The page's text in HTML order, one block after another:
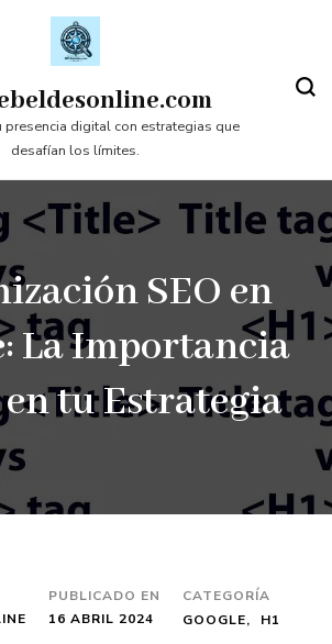
presencia digital con estrategias que
desafían los límites.
SEO en
La Importancia
tu Estrategia
PUBLICADO EN
16 ABRIL 2024
CATEGORÍA
GOOGLE
H1